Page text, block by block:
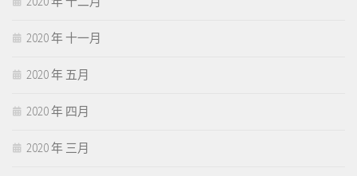
2020 年 十一月
2020 年 五月
2020 年 四月
2020 年 三月